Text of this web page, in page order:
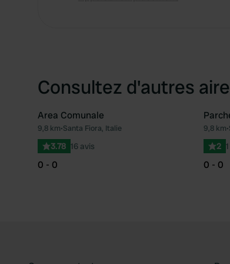
Consultez d'autres
Préféré
Area Comunale
9,8 km•Santa Fiora, Italie
3.78 16 avis
0 - 0
9,8 km•
2
0 - 0